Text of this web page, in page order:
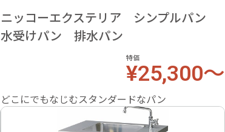
ニッコーエクステリア シンプルパン
水受けパン 排水パン
特価
¥25,300～
どこにでもなじむスタンダードなパン